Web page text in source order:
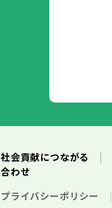
社会貢献につながる
合わせ
プライバシーポリシー